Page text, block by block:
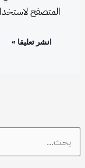
المتصفح